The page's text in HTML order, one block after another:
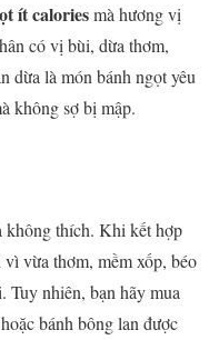
ít caloriesmà hương vị
có vị bùi, dừa thơm,
dừa là món bánh ngọt yêu
không sợ bị mập.
không thích. Khi kết hợp
vừa thơm, mềm xốp, béo
Tuy nhiên, bạn hãy mua
bánh bông lan được